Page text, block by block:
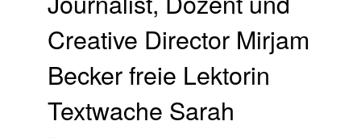
Creative Director Mirjam
Becker freie Lektorin
Textwache Sarah